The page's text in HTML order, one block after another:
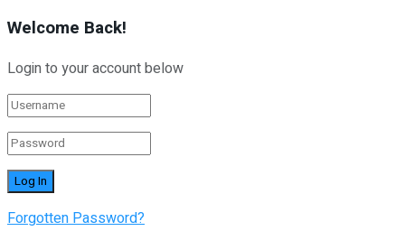
Welcome Back!
Login to your account below
Forgotten Password?